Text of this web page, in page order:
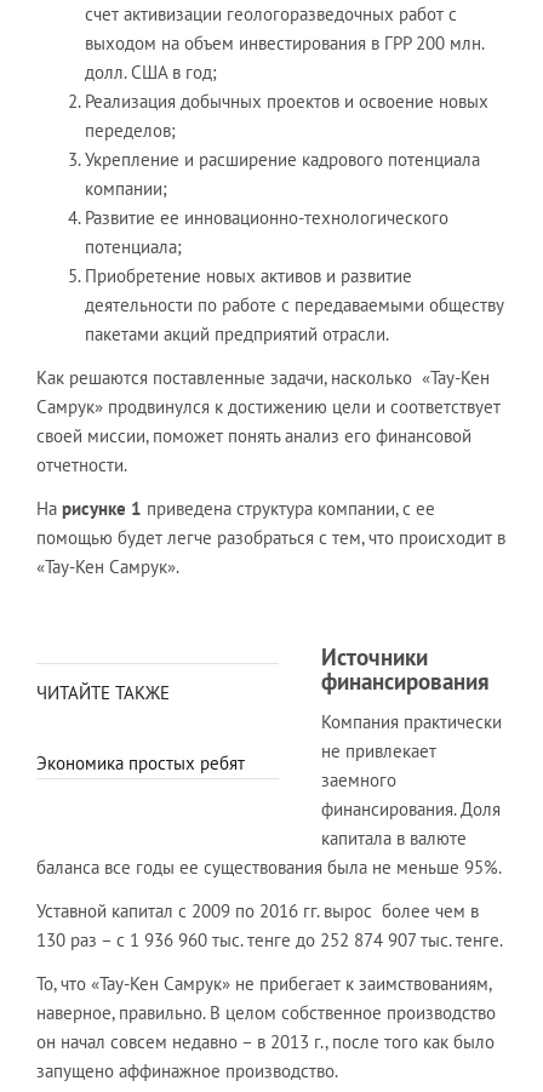
счет активизации геологоразведочных работ с
выходом на объем инвестирования в ГРР 200 млн.
долл. США в год;
Реализация добычных проектов и освоение новых
переделов;
Укрепление и расширение кадрового потенциала
компании;
Развитие ее инновационно-технологического
потенциала;
Приобретение новых активов и развитие
деятельности по работе с передаваемыми обществу
пакетами акций предприятий отрасли.
Как решаются поставленные задачи, насколько «Тау-Кен
Самрук» продвинулся к достижению цели и соответствует
своей миссии, поможет понять анализ его финансовой
отчетности.
На рисунке 1 приведена структура компании, с ее
помощью будет легче разобраться с тем, что происходит в
«Тау-Кен Самрук».
ЧИТАЙТЕ ТАКЖЕ
Экономика простых ребят
Источники
финансирования
Компания практически
не привлекает
заемного
финансирования. Доля
капитала в валюте
баланса все годы ее существования была не меньше 95%.
Уставной капитал с 2009 по 2016 гг. вырос более чем в
130 раз – с 1 936 960 тыс. тенге до 252 874 907 тыс. тенге.
То, что «Тау-Кен Самрук» не прибегает к заимствованиям,
наверное, правильно. В целом собственное производство
он начал совсем недавно – в 2013 г., после того как было
запущено аффинажное производство.